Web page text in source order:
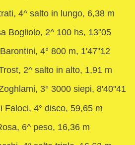
4^ salto in lungo, 6,38 m
Bogliolo, 2^ 100 hs, 13"05
4° 800 m, 1'47"12
2^ salto in alto, 1,91 m
3° 3000 siepi, 8'40"41
Faloci, 4° disco, 59,65 m
6^ peso, 16,36 m